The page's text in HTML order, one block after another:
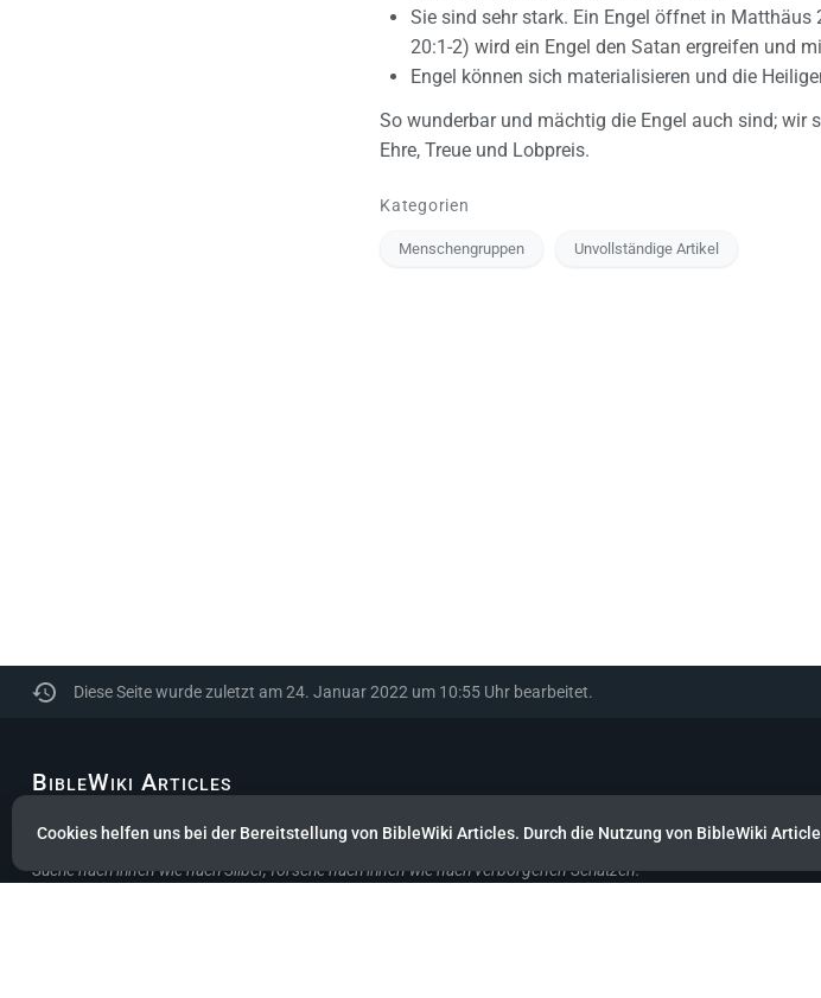
Sie sind sehr stark. Ein Engel öffnet in
20:1-2) wird ein Engel den Satan ergreifen und
Engel können sich materialisieren und die
So wunderbar und mächtig die Engel auch sind; wir
Ehre, Treue und Lobpreis.
Kategorien
Menschengruppen Unvollständige Artikel
Cookies helfen uns bei der Bereitstellung von BibleWiki Articles. Durch die Nutzung von BibleWiki
Diese Seite wurde zuletzt am 24. Januar 2022 um 10:55 Uhr bearbeitet.
BibleWiki Articles
Entdecke die Welt der Bibel - Finde Steckbrief sowie Artikel zu jeder Person, jeder Geschichte und jedem Ort
Suche nach ihnen wie nach Silber, forsche nach ihnen wie nach verborgenen Schätzen.